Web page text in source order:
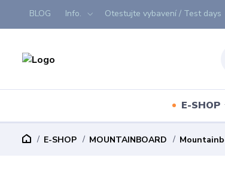
BLOG Info. Otestujte vybavení / Test days
E-SHOP
E-SHOP MOUNTAINBOARD